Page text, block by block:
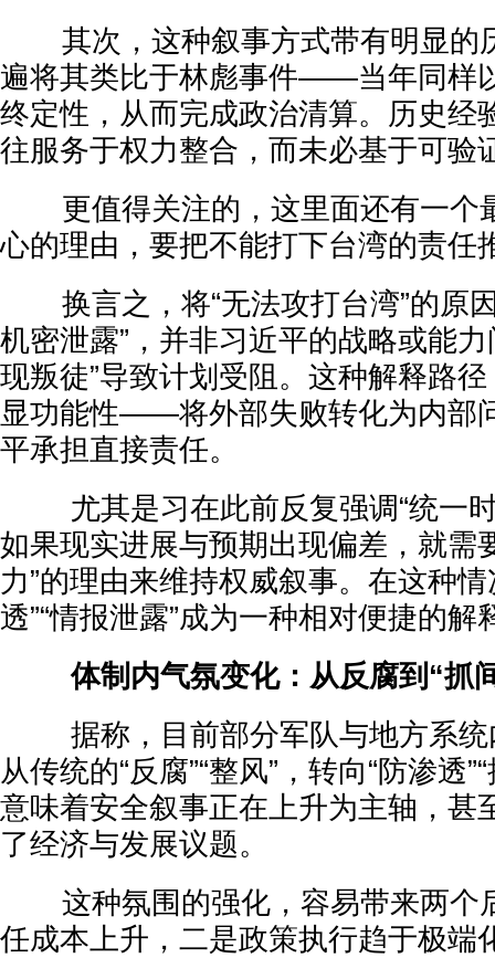
其次，这种叙事方式带有明显的
遍将其类比于林彪事件——当年同样
终定性，从而完成政治清算。历史经
往服务于权力整合，而未必基于可验
更值得关注的，这里面还有一个
心的理由，要把不能打下台湾的责任
换言之，将“无法攻打台湾”的原
机密泄露”，并非习近平的战略或能
现叛徒”导致计划受阻。这种解释路
显功能性——将外部失败转化为内部
平承担直接责任。
尤其是习在此前反复强调“统一时
如果现实进展与预期出现偏差，就需
力”的理由来维持权威叙事。在这种
透”“情报泄露”成为一种相对便捷的解
体制内气氛变化：从反腐到“抓
据称，目前部分军队与地方系统
从传统的“反腐”“整风”，转向“防渗透
意味着安全叙事正在上升为主轴，甚
了经济与发展议题。
这种氛围的强化，容易带来两个
任成本上升，二是政策执行趋于极端